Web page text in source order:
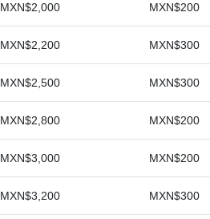
MXN$2,000 MXN$200
MXN$2,200 MXN$300
MXN$2,500 MXN$300
MXN$2,800 MXN$200
MXN$3,000 MXN$200
MXN$3,200 MXN$300